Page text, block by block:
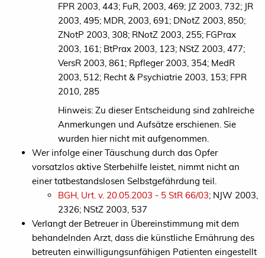
FPR 2003, 443; FuR, 2003, 469; JZ 2003, 732; JR
2003, 495; MDR, 2003, 691; DNotZ 2003, 850;
ZNotP 2003, 308; RNotZ 2003, 255; FGPrax
2003, 161; BtPrax 2003, 123; NStZ 2003, 477;
VersR 2003, 861; Rpfleger 2003, 354; MedR
2003, 512; Recht & Psychiatrie 2003, 153; FPR
2010, 285
Hinweis: Zu dieser Entscheidung sind zahlreiche
Anmerkungen und Aufsätze erschienen. Sie
wurden hier nicht mit aufgenommen.
Wer infolge einer Täuschung durch das Opfer
vorsatzlos aktive Sterbehilfe leistet, nimmt nicht an
einer tatbestandslosen Selbstgefährdung teil.
BGH, Urt. v. 20.05.2003 - 5 StR 66/03; NJW 2003,
2326; NStZ 2003, 537
Verlangt der Betreuer in Übereinstimmung mit dem
behandelnden Arzt, dass die künstliche Ernährung des
betreuten einwilligungsunfähigen Patienten eingestellt